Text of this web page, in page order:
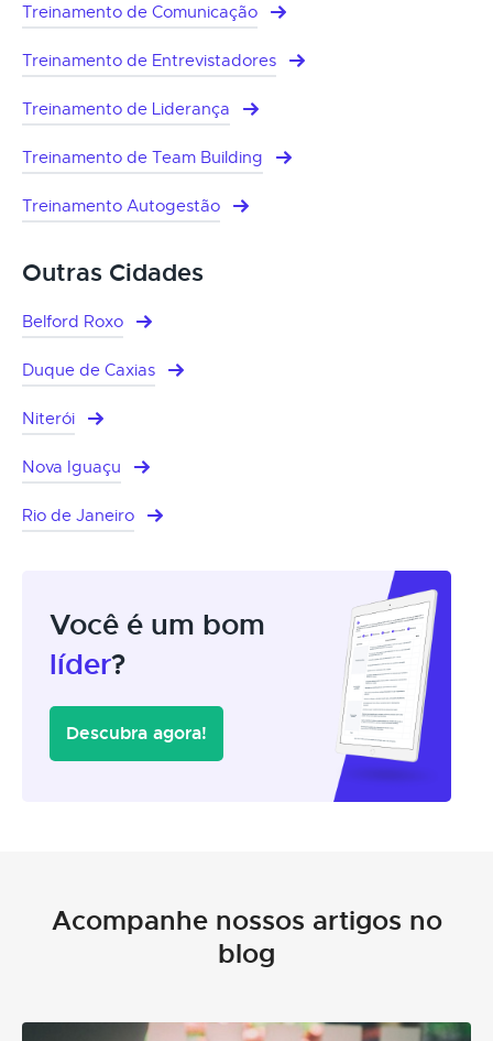
Treinamento de Comunicação
Treinamento de Entrevistadores
Treinamento de Liderança
Treinamento de Team Building
Treinamento Autogestão
Outras Cidades
Belford Roxo
Duque de Caxias
Niterói
Nova Iguaçu
Rio de Janeiro
Você é um bom
líder?
Descubra agora!
Acompanhe nossos artigos no
blog